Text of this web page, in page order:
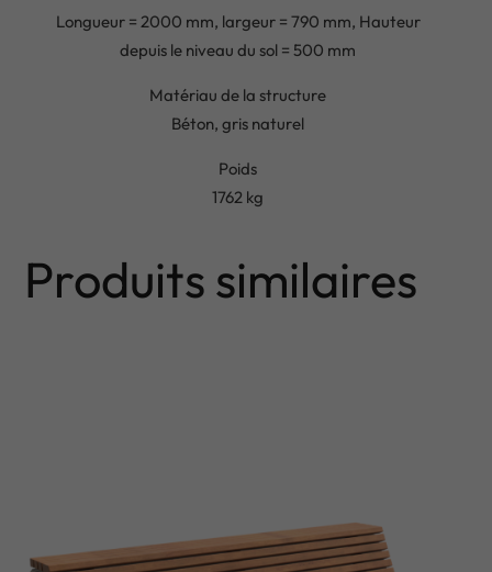
Longueur = 2000 mm, largeur = 790 mm, Hauteur
depuis le niveau du sol = 500 mm
Matériau de la structure
Béton, gris naturel
Poids
1762 kg
Produits similaires